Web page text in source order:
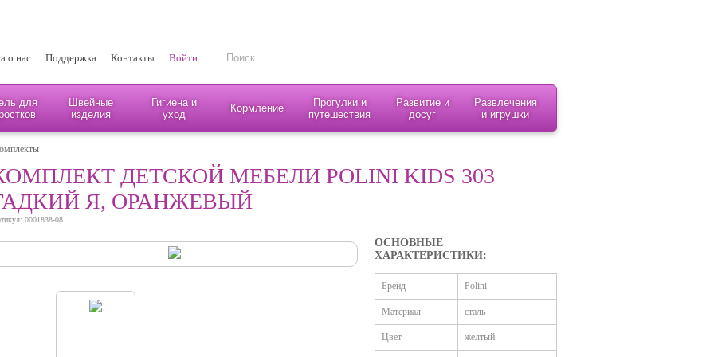
о нас Поддержка Контакты Войти
для
Швейные
изделия
Гигиена и
уход
Кормление
Прогулки и
путешествия
Развитие и
досуг
Развлечения
и игрушки
ДЕТСКОЙ МЕБЕЛИ POLINI KIDS 303
Я, ОРАНЖЕВЫЙ
0001838-08
ОСНОВНЫЕ
ХАРАКТЕРИСТИКИ:
Бренд Polini
Материал сталь
Цвет желтый